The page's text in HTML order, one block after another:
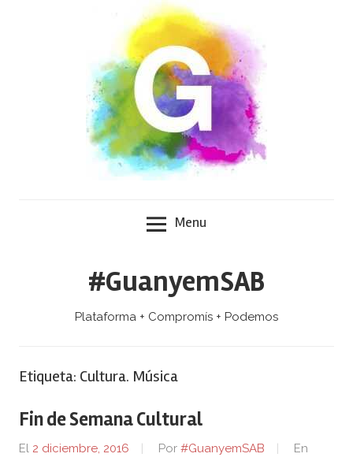
Menu
#GuanyemSAB
Plataforma + Compromís + Podemos
Etiqueta: Cultura. Música
Fin de Semana Cultural
El 2 diciembre, 2016 Por #GuanyemSAB
En